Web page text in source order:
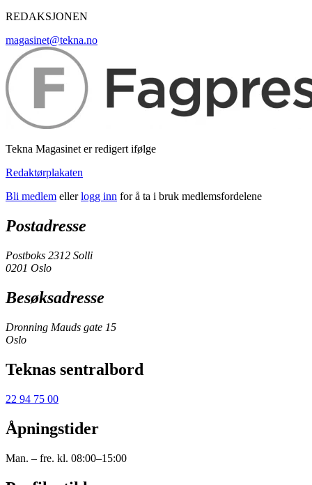
REDAKSJONEN
magasinet@tekna.no
Tekna Magasinet er redigert ifølge
Redaktørplakaten
Bli medlem ellerlogg inn for å ta i bruk medlemsfordelene
Postadresse
Postboks 2312 Solli
0201 Oslo
Besøksadresse
Dronning Mauds gate 15
Oslo
Teknas sentralbord
22 94 75 00
Åpningstider
Man. – fre. kl. 08:00–15:00